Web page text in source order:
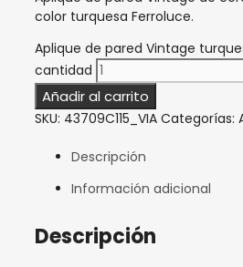
color turquesa Ferroluce.
Aplique de pared Vintage
cantidad
Añadir al carrito
SKU: 43709C115_VIA Categorías:
Descripción
Información adicional
Descripción